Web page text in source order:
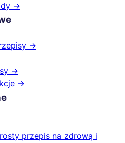
→
→
→
→
przepis na zdrową i